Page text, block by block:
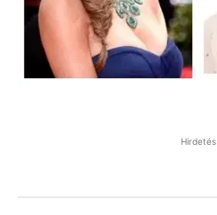
Hirdetés